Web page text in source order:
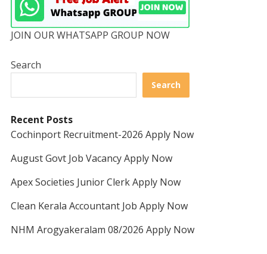
JOIN OUR WHATSAPP GROUP NOW
Search
Search
Recent Posts
Cochinport Recruitment-2026 Apply Now
August Govt Job Vacancy Apply Now
Apex Societies Junior Clerk Apply Now
Clean Kerala Accountant Job Apply Now
NHM Arogyakeralam 08/2026 Apply Now